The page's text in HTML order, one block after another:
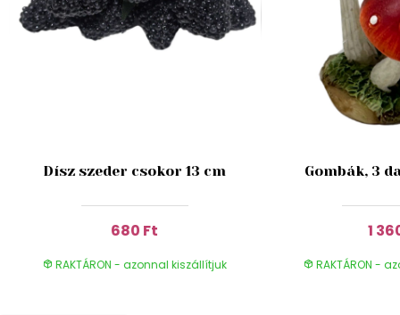
Dísz szeder csokor 13 cm
680 Ft
RAKTÁRON - azonnal kiszállítjuk
Gombák, 3
1
RAKTÁRON -